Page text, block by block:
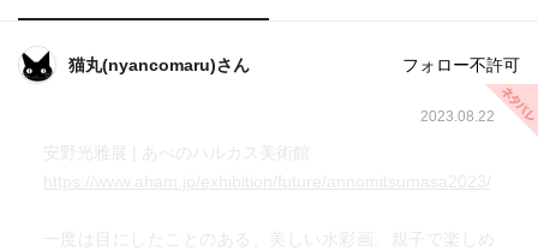
猫丸(nyancomaru)さん フォロー不許可
2023.08.22
安野光雅展 | あべのハルカス美術館
一度は目にしたことのある、美しい水彩画。親子で楽しめ